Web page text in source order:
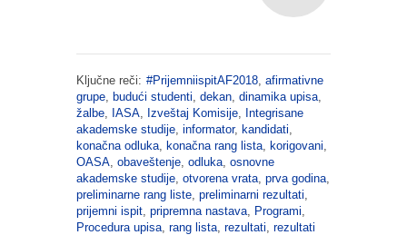
Ključne reči: #PrijemniispitAF2018 afirmativne
grupe budući studenti dekan dinamika upisa
žalbe IASA Izveštaj Komisije Integrisane
akademske studije informator, kandidati
konačna odluka konačna rang lista korigovani
OASA obaveštenje odluka osnovne
akademske studije otvorena vrata prva godina
preliminarne rang liste preliminarni rezultati
prijemni ispit pripremna nastava Programi
Procedura upisa rang lista rezultati rezultati